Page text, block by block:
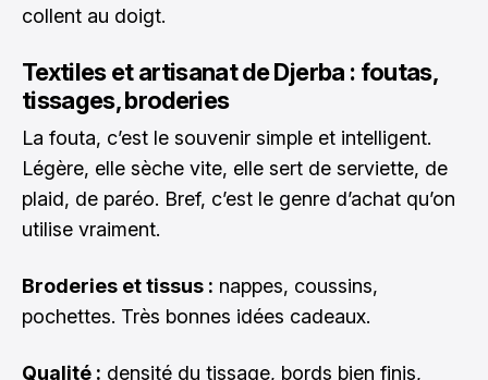
collent au doigt.
Textiles et artisanat de Djerba : foutas,
tissages, broderies
La fouta, c’est le souvenir simple et intelligent.
Légère, elle sèche vite, elle sert de serviette, de
plaid, de paréo. Bref, c’est le genre d’achat qu’on
utilise vraiment.
Broderies et tissus : nappes, coussins,
pochettes. Très bonnes idées cadeaux.
Qualité : densité du tissage, bords bien finis,